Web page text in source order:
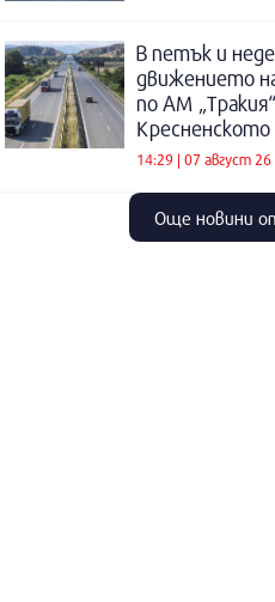
В петък и
движението
по АМ
14:29 | 07 август 26
Още новини